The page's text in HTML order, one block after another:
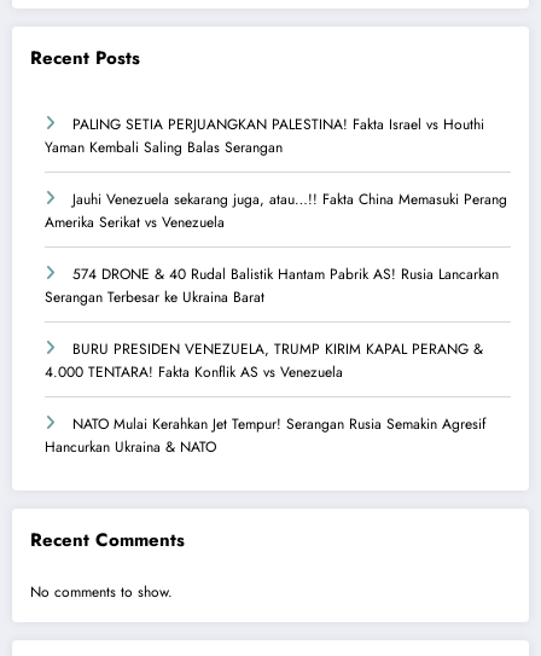
Recent Posts
PALING SETIA PERJUANGKAN PALESTINA! Fakta Israel vs Houthi
Yaman Kembali Saling Balas Serangan
Jauhi Venezuela sekarang juga, atau…!! Fakta China Memasuki Perang
Amerika Serikat vs Venezuela
574 DRONE & 40 Rudal Balistik Hantam Pabrik AS! Rusia Lancarkan
Serangan Terbesar ke Ukraina Barat
BURU PRESIDEN VENEZUELA, TRUMP KIRIM KAPAL PERANG &
4.000 TENTARA! Fakta Konflik AS vs Venezuela
NATO Mulai Kerahkan Jet Tempur! Serangan Rusia Semakin Agresif
Hancurkan Ukraina & NATO
Recent Comments
No comments to show.